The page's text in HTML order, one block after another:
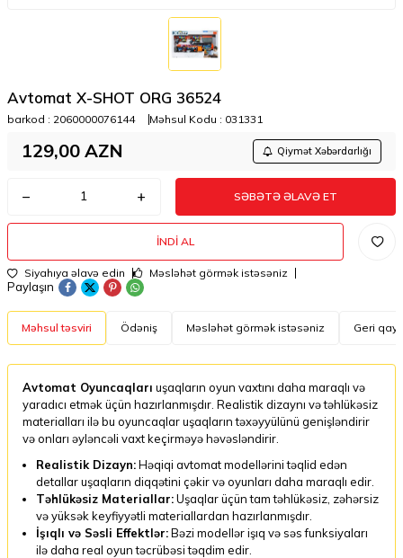
Avtomat X-SHOT ORG 36524
barkod : 2060000076144 Məhsul Kodu : 031331
129,00 AZN Qiymət Xəbərdarlığı
SƏBƏTƏ ƏLAVƏ ET
İNDI AL
Siyahıya əlavə edin Məsləhət görmək istəsəniz
Paylaşın
Məhsul təsviri Ödəniş Məsləhət görmək istəsəniz Geri
Avtomat Oyuncaqları uşaqların oyun vaxtını daha maraqlı və
yaradıcı etmək üçün hazırlanmışdır. Realistik dizaynı və təhlükəsiz
materialları ilə bu oyuncaqlar uşaqların təxəyyülünü genişləndirir
və onları əyləncəli vaxt keçirməyə həvəsləndirir.
Realistik Dizayn:Həqiqi avtomat modellərini təqlid edən
detallar uşaqların diqqətini çəkir və oyunları daha maraqlı edir.
Təhlükəsiz Materiallar:Uşaqlar üçün tam təhlükəsiz, zəhərsiz
və yüksək keyfiyyətli materiallardan hazırlanmışdır.
İşıqlı və Səsli Effektlər:Bəzi modellər işıq və səs funksiyaları
ilə daha real oyun təcrübəsi təqdim edir.